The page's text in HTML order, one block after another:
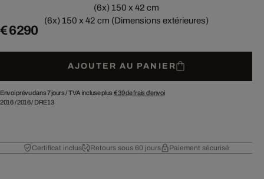
(6x) 150 x 42 cm
(6x) 150 x 42 cm (Dimensions extérieures)
€ 6 290
AJOUTER AU PANIER
Envoi prévu dans 7 jours /TVA incluse plus € 39de frais d'envoi
2016/2016/ DRE13
Certificat inclus Retours sous 60 jours Paiement sécurisé